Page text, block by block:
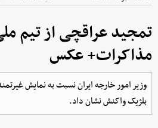
تمجید عراقچی از تیم
مذاکرات+ عکس
وزیر امور خارجه ایران نسبت به نمایش
بلژیک واکنش نشان داد.